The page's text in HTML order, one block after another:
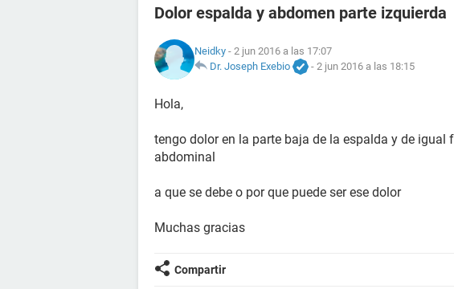
Dolor espalda y abdomen parte izquierda
Neidky - 2 jun 2016 a las 17:07
Dr. Joseph Exebio
- 2 jun 2016 a las 18:15
Hola,
tengo dolor en la parte baja de la espalda y de igual
abdominal
a que se debe o por que puede ser ese dolor
Muchas gracias
Compartir